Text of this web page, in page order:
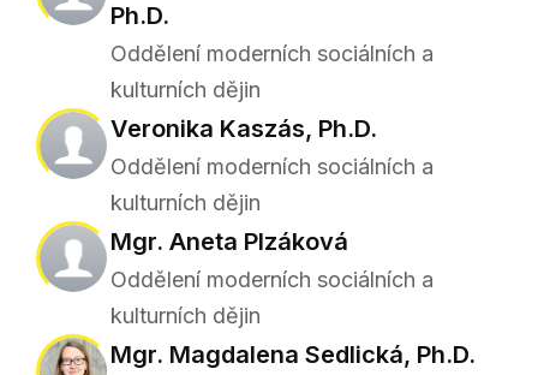
Ph.D.
Oddělení moderních sociálních a
kulturních dějin
Veronika Kaszás, Ph.D.
Oddělení moderních sociálních a
kulturních dějin
Mgr. Aneta Plzáková
Oddělení moderních sociálních a
kulturních dějin
Mgr. Magdalena Sedlická, Ph.D.